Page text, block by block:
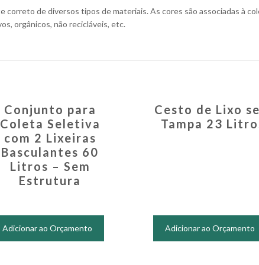
correto de diversos tipos de materiais. As cores são associadas à
orgânicos, não recicláveis, etc.
Conjunto para
Coleta Seletiva
com 2 Lixeiras
Basculantes 60
Litros – Sem
Estrutura
Adicionar ao Orçamento
Cesto de Lixo
Tampa 23
Adicionar ao Orçamento